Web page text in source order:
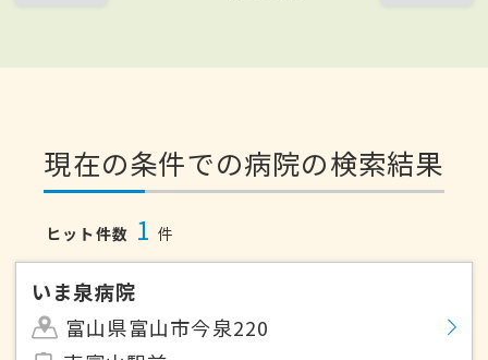
現在の条件での病院の検索結果
ヒット件数 1 件
いま泉病院
富山県富山市今泉220